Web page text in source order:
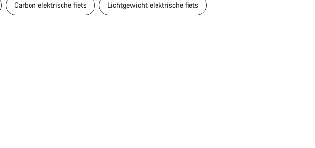
Carbon elektrische fiets Lichtgewicht elektrische fiets